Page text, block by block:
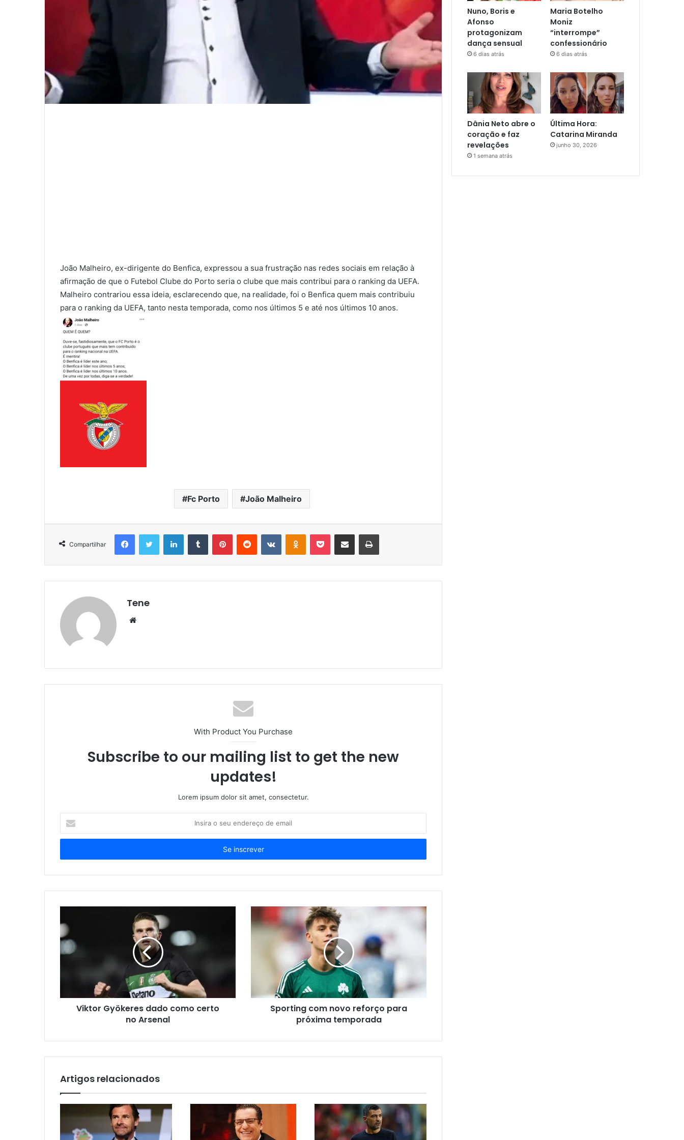
João Malheiro, ex-dirigente do Benfica, expressou a sua frustração nas redes sociais em relação à
afirmação de que o Futebol Clube do Porto seria o clube que mais contribui para o ranking da UEFA.
Malheiro contrariou essa ideia, esclarecendo que, na realidade, foi o Benfica quem mais contribuiu
para o ranking da UEFA, tanto nesta temporada, como nos últimos 5 e até nos últimos 10 anos.
Fc Porto João Malheiro
Compartilhar
FacebookTwitter LinkedinTumblr PinterestReddit VK OK Pocket Compartilhar via e-mail Imprimir
Tene
Website
With Product You Purchase
Subscribe to our mailing list to get the new
updates!
Lorem ipsum dolor sit amet, consectetur.
seu
de
Viktor Gyökeres dado como certo
no Arsenal
Sporting com novo reforço para
próxima temporada
Artigos relacionados
Nuno, Boris e
Afonso
protagonizam
dança sensual
6 dias atrás
Maria Botelho
Moniz
“interrompe”
confessionário
6 dias atrás
Dânia Neto abre o
coração e faz
revelações
1 semana atrás
Última Hora:
Catarina Miranda
junho 30, 2026